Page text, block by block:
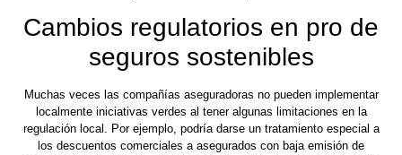
Cambios regulatorios en pro de
seguros sostenibles
Muchas veces las compañías aseguradoras no pueden implementar
localmente iniciativas verdes al tener algunas limitaciones en la
regulación local. Por ejemplo, podría darse un tratamiento especial a
los descuentos comerciales a asegurados con baja emisión de